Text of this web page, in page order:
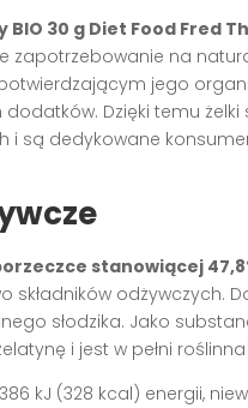
30 g Diet Food Fred
na
jego
Dzięki temu
i są dedykowane
stanowiącej
odżywczych.
słodzika. Jako
i jest w pełni
kJ (328 kcal) energii,